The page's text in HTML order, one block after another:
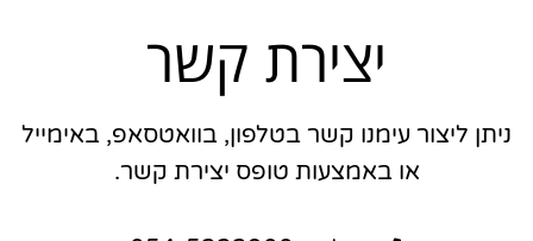
יצירת קשר
ניתן ליצור עימנו קשר בטלפון, בוואטסאפ, באימייל
או באמצעות טופס יצירת קשר.